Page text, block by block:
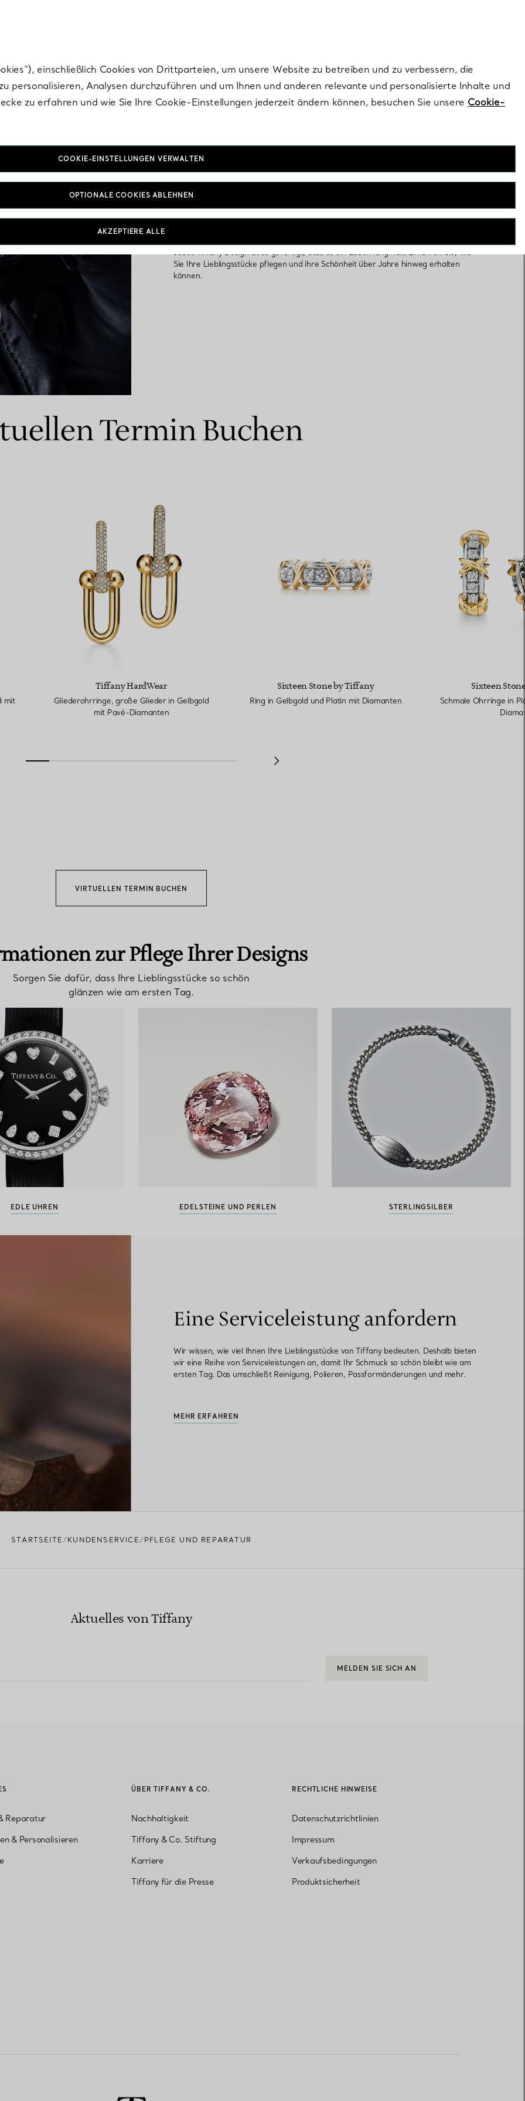
Tiffany-Diamantenexperten.
Alltägliche Produktpflege
Jedes Tiffany Design ist so gefertigt, dass es ein Leben lang hält. Erfahren Sie, wie
Sie Ihre Lieblingsstücke pflegen und ihre Schönheit über Jahre hinweg erhalten
können.
Termin Buchen
mit
Tiffany HardWear
Gliederohrringe, große Glieder in Gelbgold
mit Pavé-Diamanten
Sixteen Stone by Tiffany
Ring in Gelbgold und Platin mit Diamanten
Sixteen
Schmale Ohrringe in
VIRTUELLEN TERMIN BUCHEN
zur Pflege Ihrer Designs
Sorgen Sie dafür, dass Ihre Lieblingsstücke so schön
glänzen wie am ersten Tag.
EDLE UHREN EDELSTEINE UND PERLEN STERLINGSILBER
Eine Serviceleistung anfordern
Wir wissen, wie viel Ihnen Ihre Lieblingsstücke von Tiffany bedeuten. Deshalb bieten
wir eine Reihe von Serviceleistungen an, damit Ihr Schmuck so schön bleibt wie am
ersten Tag. Das umschließt Reinigung, Polieren, Passformänderungen und mehr.
MEHR ERFAHREN
STARTSEITE KUNDENSERVICE PFLEGE UND REPARATUR
Aktuelles von Tiffany
MELDEN SIE SICH AN
Reparatur
& Personalisieren
ÜBER TIFFANY & CO.
Nachhaltigkeit
Tiffany & Co. Stiftung
Karriere
Tiffany für die Presse
RECHTLICHE HINWEISE
Datenschutzrichtlinien
Impressum
Verkaufsbedingungen
Produktsicherheit
einschließlich Cookies von Drittparteien, um unsere Website zu betreiben und zu verbessern, die
personalisieren, Analysen durchzuführen und um Ihnen und anderen relevante und personalisierte Inhalte und
zu erfahren und wie Sie Ihre Cookie-Einstellungen jederzeit ändern können, besuchen Sie unsere Cookie-
COOKIE-EINSTELLUNGEN VERWALTEN
OPTIONALE COOKIES ABLEHNEN
AKZEPTIERE ALLE